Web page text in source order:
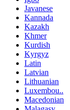
Javanese
Kannada
Kazakh
Khmer
Kurdish
Kyrgyz
Latin
Latvian
Lithuanian
Luxembou..
Macedonian